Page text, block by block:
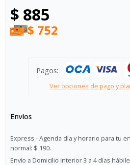
$ 885
$ 752
Pagos:
Ver opciones de pago y
Envíos
Express - Agenda día y horario para tu
normal: $ 190.
Envío a Domicilio Interior 3 a 4 días